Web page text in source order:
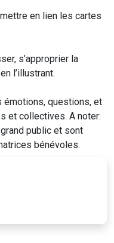
en lien les cartes
s’approprier la
l’illustrant.
émotions, questions, et
et collectives. A noter:
public et sont
bénévoles.